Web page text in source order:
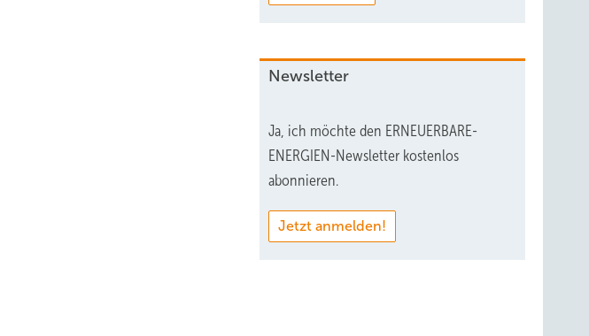
Newsletter
Ja, ich möchte den ERNEUERBARE-
ENERGIEN-Newsletter kostenlos
abonnieren.
Jetzt anmelden!